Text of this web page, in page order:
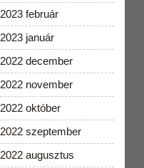
2023 február
2023 január
2022 december
2022 november
2022 október
2022 szeptember
2022 augusztus